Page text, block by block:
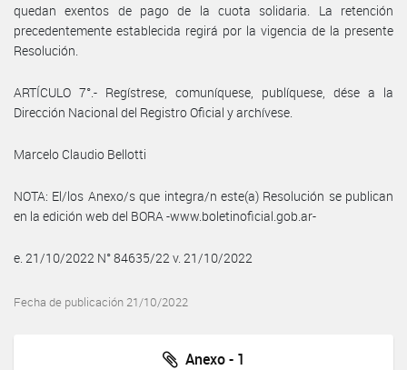
quedan exentos de pago de la cuota solidaria. La retención
precedentemente establecida regirá por la vigencia de la presente
Resolución.
ARTÍCULO 7°.- Regístrese, comuníquese, publíquese, dése a la
Dirección Nacional del Registro Oficial y archívese.
Marcelo Claudio Bellotti
NOTA: El/los Anexo/s que integra/n este(a) Resolución se publican
en la edición web del BORA -www.boletinoficial.gob.ar-
e. 21/10/2022 N° 84635/22 v. 21/10/2022
Fecha de publicación 21/10/2022
Anexo - 1